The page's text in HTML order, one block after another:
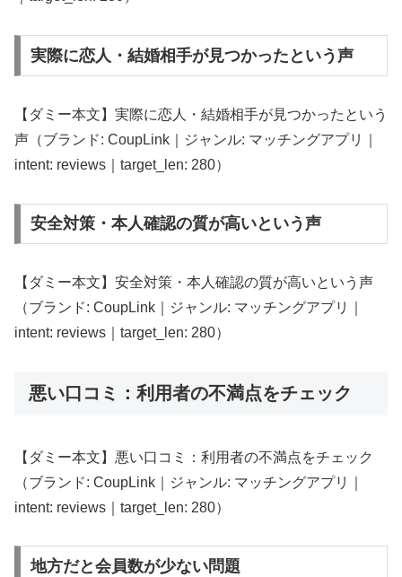
実際に恋人・結婚相手が見つかったという声
【ダミー本文】実際に恋人・結婚相手が見つかったという
声（ブランド: CoupLink｜ジャンル: マッチングアプリ｜
intent: reviews｜target_len: 280）
安全対策・本人確認の質が高いという声
【ダミー本文】安全対策・本人確認の質が高いという声
（ブランド: CoupLink｜ジャンル: マッチングアプリ｜
intent: reviews｜target_len: 280）
悪い口コミ：利用者の不満点をチェック
【ダミー本文】悪い口コミ：利用者の不満点をチェック
（ブランド: CoupLink｜ジャンル: マッチングアプリ｜
intent: reviews｜target_len: 280）
地方だと会員数が少ない問題